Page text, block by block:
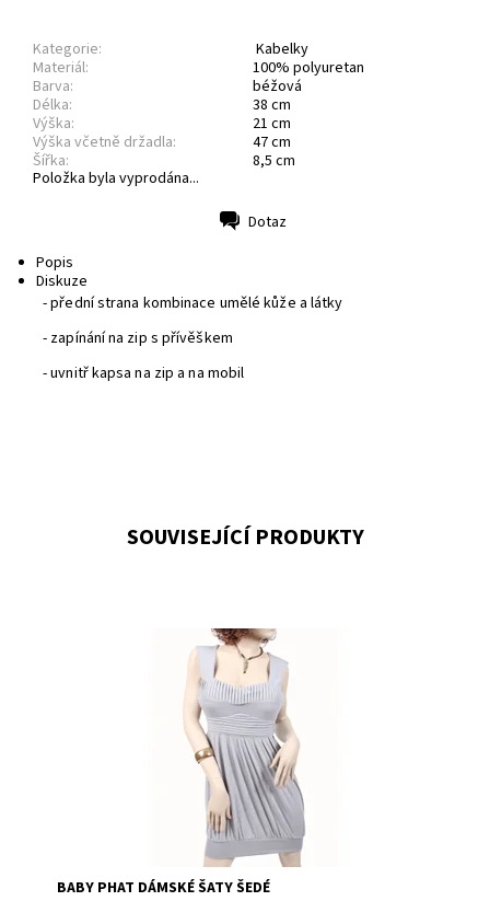
Kategorie:
Kabelky
Materiál:
100% polyuretan
Barva:
béžová
Délka:
38 cm
Výška:
21 cm
Výška včetně držadla:
47 cm
Šířka:
8,5 cm
Položka byla vyprodána...
Dotaz
Popis
Diskuze
- přední strana kombinace umělé kůže a látky
- zapínání na zip s přívěškem
- uvnitř kapsa na zip a na mobil
SOUVISEJÍCÍ PRODUKTY
Skladem 2
74704GE
Baby Phat
BABY PHAT DÁMSKÉ ŠATY ŠEDÉ